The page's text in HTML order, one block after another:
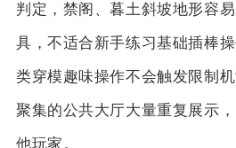
判定，禁阁、暮土斜坡地形容
具，不适合新手练习基础插棒
类穿模趣味操作不会触发限制
聚集的公共大厅大量重复展示
他玩家。